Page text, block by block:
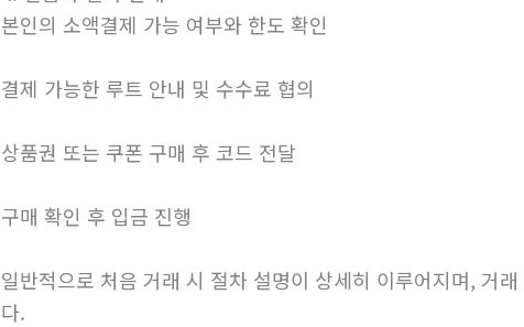
본인의 소액결제 가능 여부와 한도 확인
결제 가능한 루트 안내 및 수수료 협의
상품권 또는 쿠폰 구매 후 코드 전달
구매 확인 후 입금 진행
일반적으로 처음 거래 시 절차 설명이 상세히 이루어지며, 거
다.